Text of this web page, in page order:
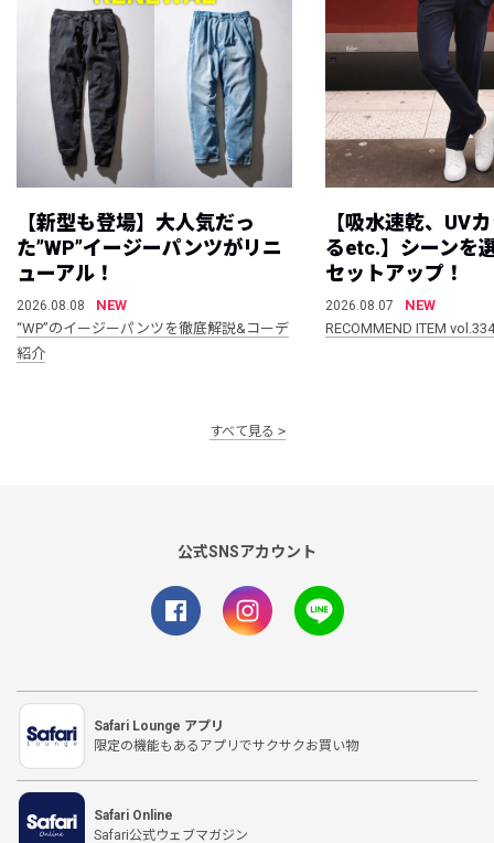
【新型も登場】大人気だっ
た”WP”イージーパンツがリニ
ューアル！
2026.08.08
NEW
“WP”のイージーパンツを徹底解説&コーデ
紹介
【吸水速乾、UV
るetc.】シーンを
セットアップ！
2026.08.07
NEW
RECOMMEND ITEM vol.334
すべて見る
公式SNSアカウント
Safari Lounge アプリ
限定の機能もあるアプリでサクサクお買い物
Safari Online
Safari公式ウェブマガジン